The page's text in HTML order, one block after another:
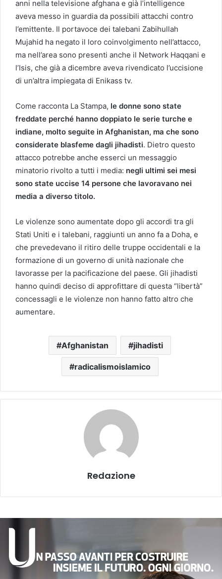
anni nella televisione afghana e già l’intelligence
aveva messo in guardia da possibili attacchi contro
l’emittente. Il portavoce dei talebani Zabihullah
Mujahid ha negato il loro coinvolgimento nell’attacco,
ma nell’area sono presenti anche il Network Haqqani e
l’Isis, che già a dicembre aveva rivendicato l’uccisione
di un’altra impiegata di Enikass tv.
Come racconta La Stampa, le donne sono state
freddate perché hanno doppiato le serie turche e
indiane, molto seguite in Afghanistan, ma che sono
considerate blasfeme dagli jihadisti. Dietro questo
attacco potrebbe anche esserci un messaggio
minatorio rivolto a tutti i media: negli ultimi sei mesi
sono state uccise 14 persone che lavoravano nei
media a diverso titolo.
Le violenze sono aumentate dopo gli accordi tra gli
Stati Uniti e i talebani, raggiunti un anno fa a Doha, e
che prevedevano il ritiro delle truppe occidentali e la
formazione di un governo di unità nazionale che
lavorasse per la pacificazione del paese. Gli jihadisti
hanno quindi deciso di approfittare di questa “libertà”
concessagli e le violenze non hanno fatto altro che
aumentare.
Afghanistan jihadisti
radicalismoislamico
Redazione